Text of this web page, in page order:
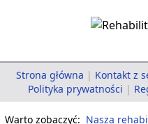
Strona główna | Kontakt z
Polityka prywatności |
Warto zobaczyć: Nasza